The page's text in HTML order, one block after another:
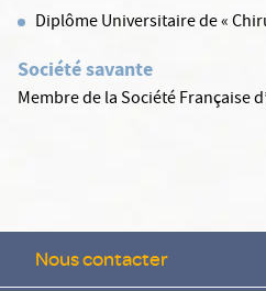
Diplôme Universitaire de «
Société savante
Membre de la Société Française
Nous contacter